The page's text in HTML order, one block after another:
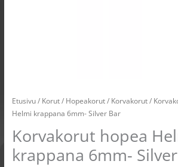
Etusivu/ Korut/ Hopeakorut/ Korvakorut/
Helmi krappana 6mm- Silver Bar
Korvakorut hopea
krappana 6mm-